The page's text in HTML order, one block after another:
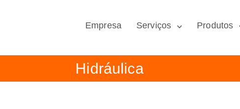
Empresa Serviços Produtos
Hidráulica